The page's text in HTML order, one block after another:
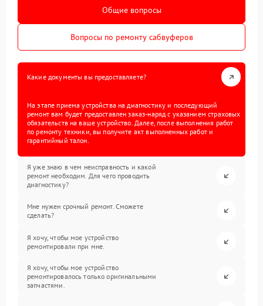
Общие вопросы
Вопросы по ремонту сабвуферов
Какие документы вы предоставляете?
На этапе приема устройства на диагностику и последующий
ремонт вам будет предоставлен заказ-наряд с указанием страховых
обязательств на ваше устройство. Далее, после выполнения работ
по ремонту техники, вы получите акт выполненных работ и
гарантийный талон.
Я уже знаю в чем неисправность и какой
ремонт необходим. Для чего проводить
диагностику?
Мне нужен срочный ремонт. Сможете
сделать?
Я хочу, чтобы мое устройство
ремонтировали при мне.
Я хочу, чтобы мое устройство
ремонтировалось только оригинальными
запчастями.